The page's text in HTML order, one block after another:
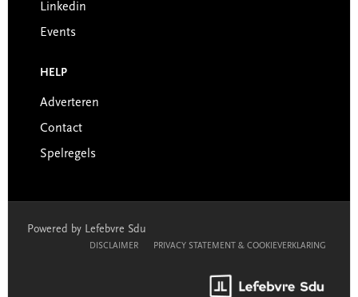
Linkedin
Events
HELP
Adverteren
Contact
Spelregels
Powered by Lefebvre Sdu
DISCLAIMER PRIVACY STATEMENT & COOKIEVERKLARING